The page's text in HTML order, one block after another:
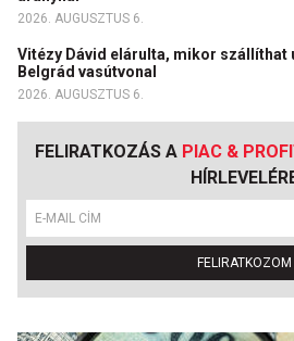
2026. AUGUSZTUS 6.
Vitézy Dávid elárulta, mikor szállíthat
Belgrád vasútvonal
2026. AUGUSZTUS 6.
FELIRATKOZÁS A PIAC &
FELIRATKOZOM